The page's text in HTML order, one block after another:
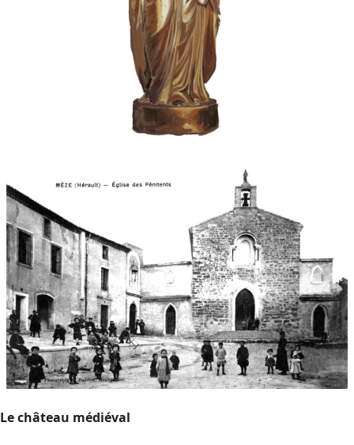
Le château médiéval